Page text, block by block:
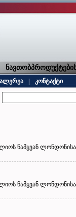
ნავთობპროდუქტების
კონტაქტი
წამყვან
წამყვან